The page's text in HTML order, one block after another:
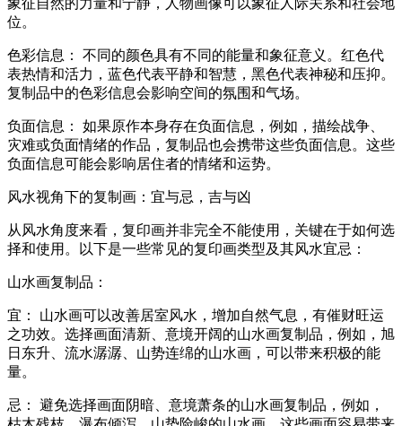
位。
色彩信息： 不同的颜色具有不同的能量和象征意义。红色代
表热情和活力，蓝色代表平静和智慧，黑色代表神秘和压抑。
复制品中的色彩信息会影响空间的氛围和气场。
负面信息： 如果原作本身存在负面信息，例如，描绘战争、
灾难或负面情绪的作品，复制品也会携带这些负面信息。这些
负面信息可能会影响居住者的情绪和运势。
风水视角下的复制画：宜与忌，吉与凶
从风水角度来看，复印画并非完全不能使用，关键在于如何选
择和使用。以下是一些常见的复印画类型及其风水宜忌：
山水画复制品：
宜： 山水画可以改善居室风水，增加自然气息，有催财旺运
之功效。选择画面清新、意境开阔的山水画复制品，例如，旭
日东升、流水潺潺、山势连绵的山水画，可以带来积极的能
量。
忌： 避免选择画面阴暗、意境萧条的山水画复制品，例如，